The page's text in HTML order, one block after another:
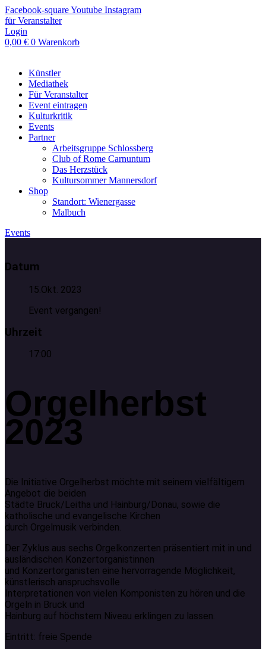
Zum
Inhalt
springen
Facebook-squareYoutube Instagram
für Veranstalter
Login
0,00 € 0 Warenkorb
Künstler
Mediathek
Für Veranstalter
Event eintragen
Kulturkritik
Events
Partner
Arbeitsgruppe Schlossberg
Club of Rome Carnuntum
Das Herzstück
Kultursommer Mannersdorf
Shop
Standort: Wienergasse
Malbuch
Events
Datum
15.Okt. 2023
Event vergangen!
Uhrzeit
17:00
Orgelherbst
2023
Die Initiative Orgelherbst möchte mit seinem vielfältigem
Angebot die beiden
Städte Bruck/Leitha und Hainburg/Donau, sowie die
katholische und evangelische Kirchen
durch Orgelmusik verbinden.
Der Zyklus aus sechs Orgelkonzerten präsentiert mit in und
ausländischen Konzertorganistinnen
und Konzertorganisten eine hervorragende Möglichkeit,
künstlerisch anspruchsvolle
Interpretationen von vielen Komponisten zu hören und die
Orgeln in Bruck und
Hainburg auf höchstem Niveau erklingen zu lassen.
Eintritt: freie Spende